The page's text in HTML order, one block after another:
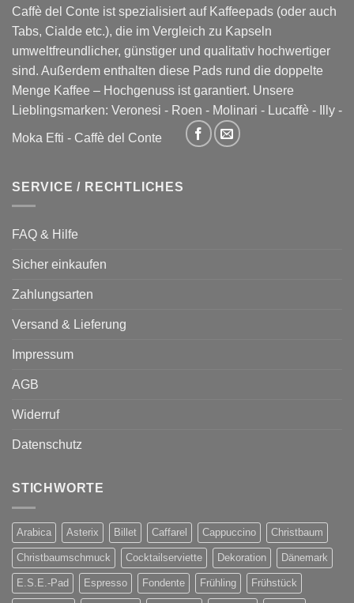
Caffè del Conte ist spezialisiert auf Kaffeepads (oder auch
Tabs, Cialde etc.), die im Vergleich zu Kapseln
umweltfreundlicher, günstiger und qualitativ hochwertiger
sind. Außerdem enthalten diese Pads rund die doppelte
Menge Kaffee – Hochgenuss ist garantiert. Unsere
Lieblingsmarken: Veronesi - Roen - Molinari - Lucaffè - Illy -
Moka Efti - Caffè del Conte
SERVICE / RECHTLICHES
FAQ & Hilfe
Sicher einkaufen
Zahlungsarten
Versand & Lieferung
Impressum
AGB
Widerruf
Datenschutz
STICHWORTE
Arabica Asterix Billet Caffarel Cappuccino Christbaum
Christbaumschmuck Cocktailserviette Dekoration Dänemark
E.S.E.-Pad Espresso Fondente Frühling Frühstück